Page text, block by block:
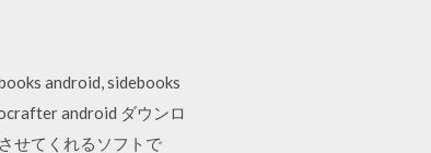
android, sidebooks
android ダウンロ
せてくれるソフトで